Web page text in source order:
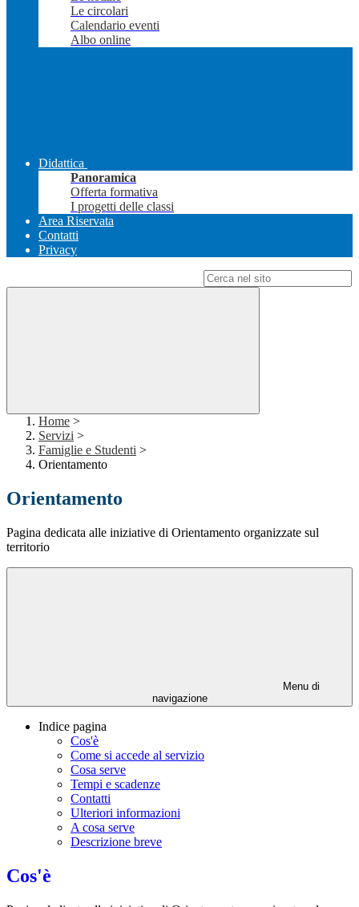
Le circolari
Calendario eventi
Albo online
Didattica
Panoramica
Offerta formativa
I progetti delle classi
Area Riservata
Contatti
Privacy
Home >
Servizi >
Famiglie e Studenti >
Orientamento
Orientamento
Pagina dedicata alle iniziative di Orientamento organizzate sul
territorio
Menu di
navigazione
Indice pagina
Cos'è
Come si accede al servizio
Cosa serve
Tempi e scadenze
Contatti
Ulteriori informazioni
A cosa serve
Descrizione breve
Cos'è